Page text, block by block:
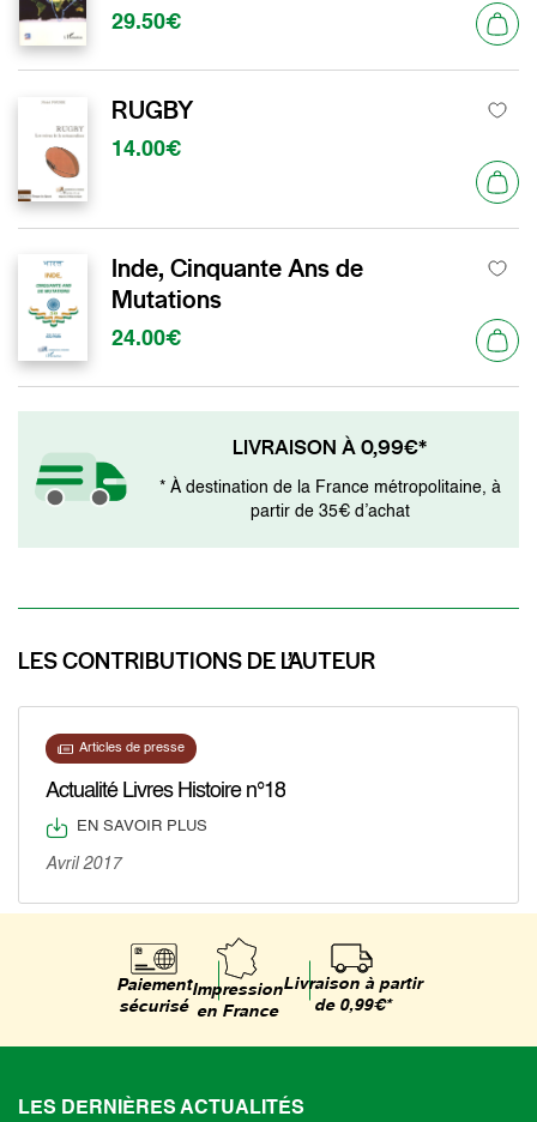
29.50€
RUGBY
14.00€
Inde, Cinquante Ans de
Mutations
24.00€
LIVRAISON À 0,99€*
* À destination de la France métropolitaine, à
partir de 35€ d’achat
LES CONTRIBUTIONS DE L’AUTEUR
Articles de presse
Actualité Livres Histoire n°18
EN SAVOIR PLUS
Avril 2017
Paiement
sécurisé
Impression
en France
Livraison à partir
de 0,99€*
LES DERNIÈRES ACTUALITÉS